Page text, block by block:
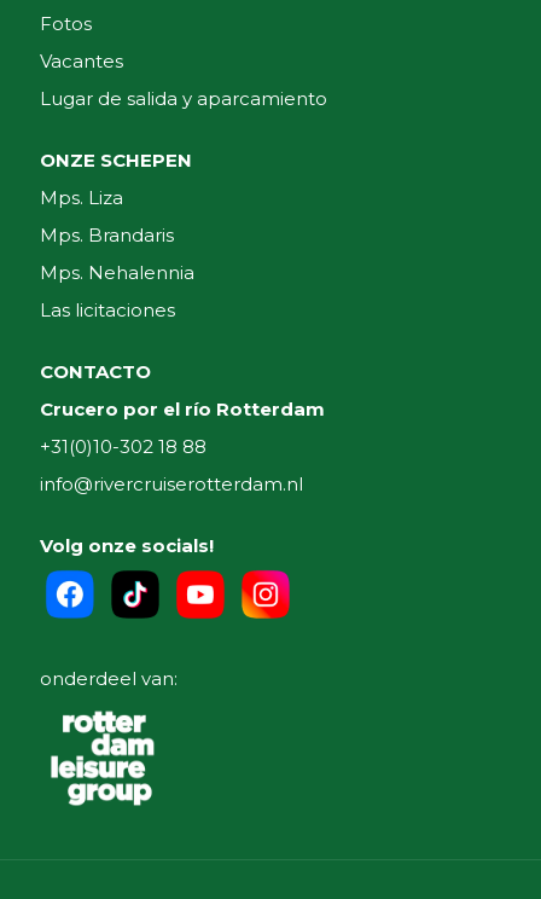
Fotos
Vacantes
Lugar de salida y aparcamiento
ONZE SCHEPEN
Mps. Liza
Mps. Brandaris
Mps. Nehalennia
Las licitaciones
CONTACTO
Crucero por el río Rotterdam
+31(0)10-302 18 88
info@rivercruiserotterdam.nl
Volg onze socials!
onderdeel van: